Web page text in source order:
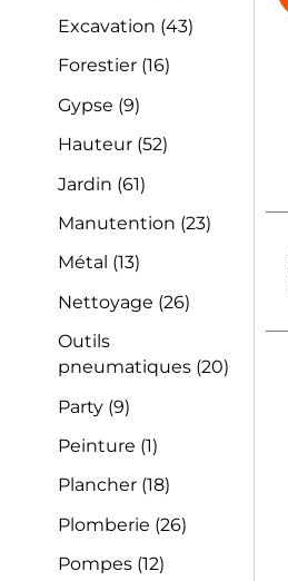
Excavation (43)
Forestier (16)
Gypse (9)
Hauteur (52)
Jardin (61)
Manutention (23)
Métal (13)
Nettoyage (26)
Outils
pneumatiques (20)
Party (9)
Peinture (1)
Plancher (18)
Plomberie (26)
Pompes (12)